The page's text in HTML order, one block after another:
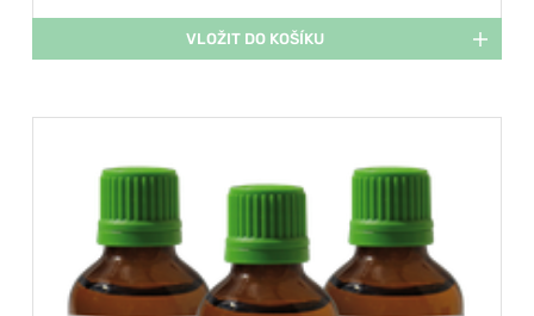
VLOŽIT DO KOŠÍKU